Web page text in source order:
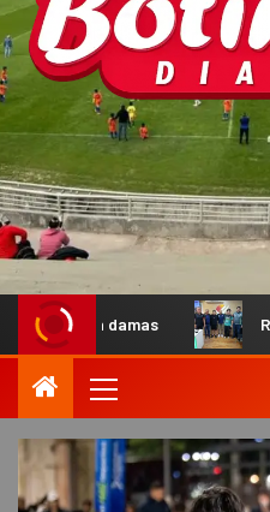
Recibimos la visita